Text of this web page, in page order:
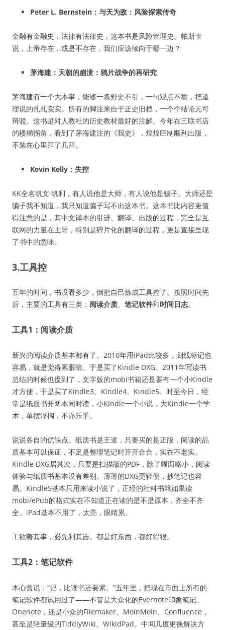
Peter L. Bernstein：与天为敌：风险探索传奇
金融有金融史，法律有法律史，这本书是风险管理史。帕斯卡
说，上帝存在，或是不存在，我们应该倾向于哪一边？
茅海建：天朝的崩溃：鸦片战争的再研究
茅海建有一个大本事，能够一条野史不引，一句观点不喷，把道
理说的扎扎实实。所有的脚注来自于正史旧档，一个个结论无可
辩驳。这书是对人教社的历史教材最好的注解。今年在三联书店
的楼梯拐角，看到了茅海建注的《我史》，煌煌巨制顺利出版，
不禁在心里拜了几拜。
Kevin Kelly：失控
KK全名凯文·凯利，有人说他是大师，有人说他是骗子。大师还是
骗子我不知道，我只知道骗子写不出这本书。这本书比内容更值
得注意的是，其中文译本的引进、翻译、出版的过程，完全是互
联网的力量在主导，特别是碎片化的翻译的过程，更是直接呈现
了书中的意味。
3.工具控
五年的时间，书没看多少，倒把自己炼成工具控了。按照时间先
后，主要的工具有三类： 阅读介质、 笔记软件和时间日志。
工具1：阅读介质
新兴的阅读介质基本都有了。2010年用iPad比较多，划线标记也
容易，就是觉得累眼睛。于是买了Kindle DXG。2011年写读书
总结的时候也提到了，文字版的mobi书籍还是要有一个小Kindle
才方便，于是买了Kindle3、Kindle4、Kindle5。时至今日，经
常是纸质书开两本同时读，小Kindle一个小说，大Kindle一个学
术，单摆浮搁，不亦乐乎。
说说各自的优缺点。纸质书是王道，只要买的是正版，阅读的品
质基本可以保证，不足是整理笔记时开开合合，实在不老实。
Kindle DXG居其次，只要是扫描版的PDF，除了幅面略小，阅读
体验与纸质书基本没有差别。薄薄的DXG更轻便，抄笔记也容
易。Kindle5基本只用来读小说了，正经的社科书籍如果读
mobi/ePub的格式实在不知道正在读的是不是原本，齐全不齐
全。iPad基本不用了，太亮，眼睛累。
工欲善其事，必先利其器。都是好东西，都好得很。
工具2：笔记软件
木心曾说：“记，比读书还要紧。”五年里，把现在市面上所有的
笔记软件都试用过了——不管是大众化的Evernote印象笔记、
Onenote，还是小众的Filemaker、MoinMoin、Confluence，
甚至是轻量级的TiddlyWiki、WikidPad。中间几度更换解决方